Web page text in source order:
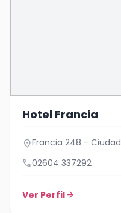
Hotel Francia
location_onFrancia 248 - Ciudad
call02604 337292
Ver Perfilarrow_forward